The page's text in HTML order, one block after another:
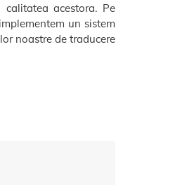
acestora. Pe
un sistem
noastre de traducere